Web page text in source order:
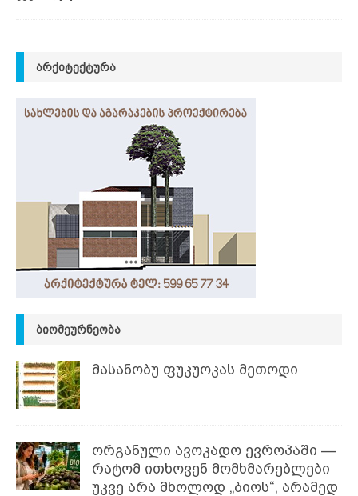
ᲐᲠᲥᲘᲢᲔᲥᲢᲣᲠᲐ
ᲑᲘᲝᲛᲔᲣᲠᲜᲔᲝᲑᲐ
მასანობუ ფუკუოკას მეთოდი
ორგანული ავოკადო ევროპაში —
რატომ ითხოვენ მომხმარებლები
უკვე არა მხოლოდ „ბიოს“, არამედ